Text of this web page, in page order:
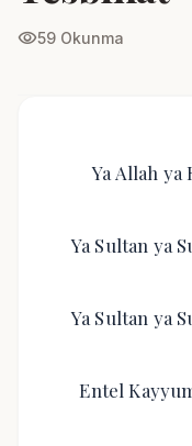
visibility59 Okunma
Ya Allah ya
Ya Sultan ya
Ya Sultan ya
Entel